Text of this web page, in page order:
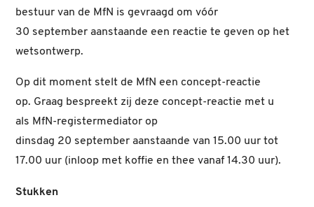
bestuur van de MfN is gevraagd om vóór
30 september aanstaande een reactie te geven op het
wetsontwerp.
Op dit moment stelt de MfN een concept-reactie
op. Graag bespreekt zij deze concept-reactie met u
als MfN-registermediator op
dinsdag 20 september aanstaande van 15.00 uur tot
17.00 uur (inloop met koffie en thee vanaf 14.30 uur).
Stukken